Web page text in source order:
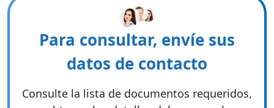
Para consultar, envíe sus
datos de contacto
Consulte la lista de documentos requeridos,